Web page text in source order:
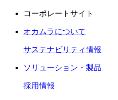
コーポレートサイト
オカムラについて
サステナビリティ情報
ソリューション・製品
採用情報